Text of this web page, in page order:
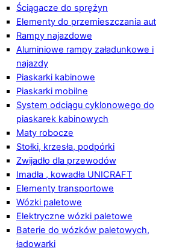
Ściągacze do sprężyn
Elementy do przemieszczania aut
Rampy najazdowe
Aluminiowe rampy załadunkowe i
najazdy
Piaskarki kabinowe
Piaskarki mobilne
System odciągu cyklonowego do
piaskarek kabinowych
Maty robocze
Stołki, krzesła, podpórki
Zwijadło dla przewodów
Imadła , kowadła UNICRAFT
Elementy transportowe
Wózki paletowe
Elektryczne wózki paletowe
Baterie do wózków paletowych,
ładowarki